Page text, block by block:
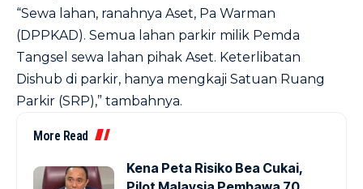
“Sewa lahan, ranahnya Aset, Pa Warman
(DPPKAD). Semua lahan parkir milik Pemda
Tangsel sewa lahan pihak Aset. Keterlibatan
Dishub di parkir, hanya mengkaji Satuan Ruang
Parkir (SRP),” tambahnya.
More Read
Kena Peta Risiko Bea Cukai,